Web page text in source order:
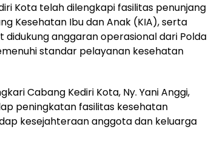
Kota telah dilengkapi fasilitas penunjang
Kesehatan Ibu dan Anak (KIA), serta
didukung anggaran operasional dari Polda
standar pelayanan kesehatan
Cabang Kediri Kota, Ny. Yani Anggi,
peningkatan fasilitas kesehatan
kesejahteraan anggota dan keluarga